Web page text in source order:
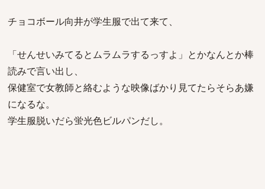
チョコボール向井が学生服で出て来て、
「せんせいみてるとムラムラするっすよ」とかなんとか棒
読みで言い出し、
保健室で女教師と絡むような映像ばかり見てたらそらあ嫌
になるな。
学生服脱いだら蛍光色ビルパンだし。